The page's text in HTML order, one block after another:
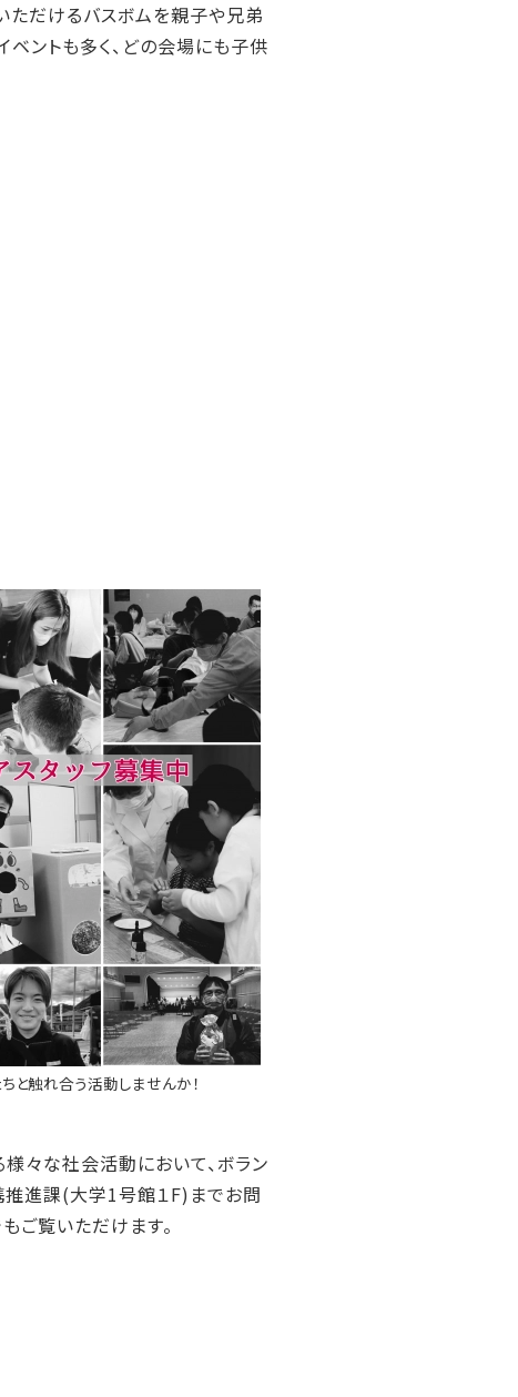
ただけるバスボムを親子や兄弟
ベントも多く、どの会場にも子供
と触れ合う活動しませんか！
々な社会活動において、ボラン
推進課(大学1号館１F)までお問
ご覧いただけます。